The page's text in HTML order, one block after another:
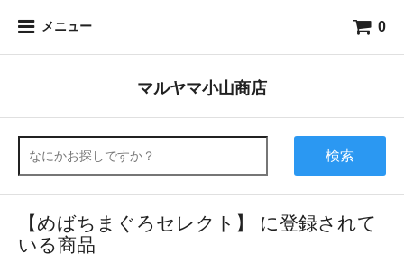
メニュー 0
マルヤマ小山商店
検索
【めばちまぐろセレクト】 に登録されて
いる商品